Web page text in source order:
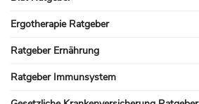
Ergotherapie Ratgeber
Ratgeber Ernährung
Ratgeber Immunsystem